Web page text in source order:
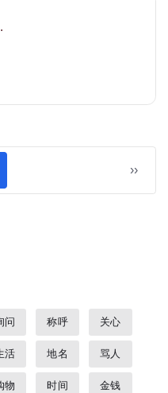
››
问 称呼 关心
活 地名 骂人
物 时间 金钱